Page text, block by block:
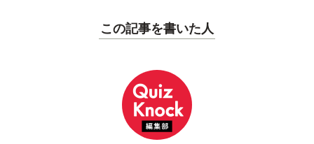
この記事を書いた人